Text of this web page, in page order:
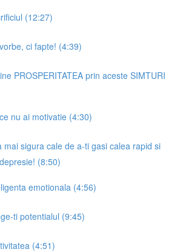
(12:27)
ci fapte! (4:39)
PROSPERITATEA prin aceste SIMTURI
nu ai motivatie (4:30)
mai sigura cale de a-ti gasi calea rapid si
(8:50)
emotionala (4:56)
ti potentialul (9:45)
(4:51)